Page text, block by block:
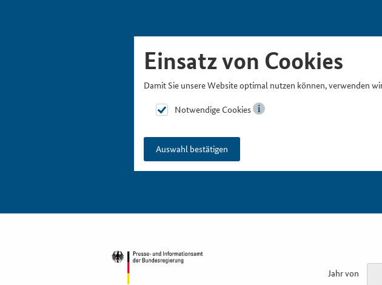
Einsatz von Cookies
Damit Sie unsere Website optimal nutzen können, verwenden
Notwendige Cookies
Auswahl bestätigen
Jahr von